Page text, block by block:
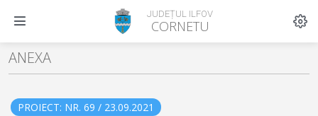
JUDEȚUL ILFOV
CORNETU
ANEXA
PROIECT: NR. 69 / 23.09.2021